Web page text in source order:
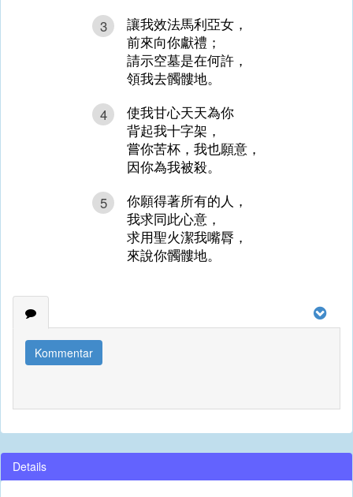
3
讓我效法馬利亞女，
前來向你獻禮；
請示空墓是在何許，
領我去髑髏地。
4
使我甘心天天為你
背起我十字架，
嘗你苦杯，我也願意，
因你為我被殺。
5
你願得著所有的人，
我求同此心意，
求用聖火潔我嘴脣，
來說你髑髏地。
Kommentar
Details